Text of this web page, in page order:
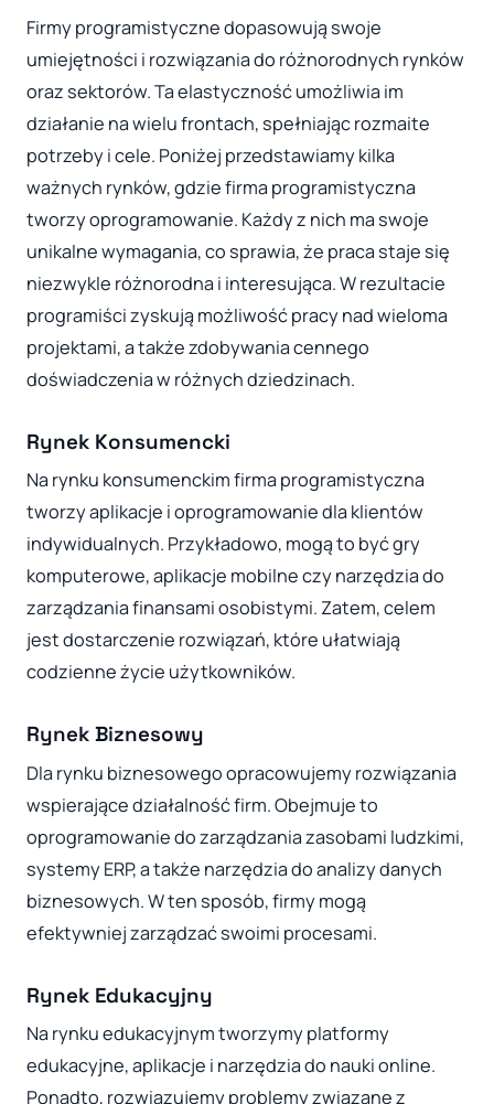
Firmy programistyczne dopasowują swoje
umiejętności i rozwiązania do różnorodnych rynków
oraz sektorów. Ta elastyczność umożliwia im
działanie na wielu frontach, spełniając rozmaite
potrzeby i cele. Poniżej przedstawiamy kilka
ważnych rynków, gdzie firma programistyczna
tworzy oprogramowanie. Każdy z nich ma swoje
unikalne wymagania, co sprawia, że praca staje się
niezwykle różnorodna i interesująca. W rezultacie
programiści zyskują możliwość pracy nad wieloma
projektami, a także zdobywania cennego
doświadczenia w różnych dziedzinach.
Rynek Konsumencki
Na rynku konsumenckim firma programistyczna
tworzy aplikacje i oprogramowanie dla klientów
indywidualnych. Przykładowo, mogą to być gry
komputerowe, aplikacje mobilne czy narzędzia do
zarządzania finansami osobistymi. Zatem, celem
jest dostarczenie rozwiązań, które ułatwiają
codzienne życie użytkowników.
Rynek Biznesowy
Dla rynku biznesowego opracowujemy rozwiązania
wspierające działalność firm. Obejmuje to
oprogramowanie do zarządzania zasobami ludzkimi,
systemy ERP, a także narzędzia do analizy danych
biznesowych. W ten sposób, firmy mogą
efektywniej zarządzać swoimi procesami.
Rynek Edukacyjny
Na rynku edukacyjnym tworzymy platformy
edukacyjne, aplikacje i narzędzia do nauki online.
Ponadto, rozwiązujemy problemy związane z